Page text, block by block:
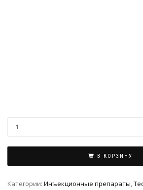
В КОРЗИНУ
Категории: Инъeкциoнныe препараты,